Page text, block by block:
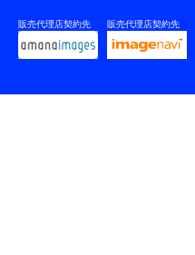
販売代理店契約先 販売代理店契約先